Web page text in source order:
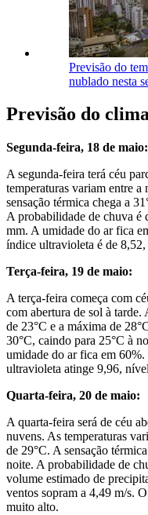
Previsão do
nublado nesta
Previsão do
Segunda-feira, 18 de maio:
A segunda-feira terá céu
temperaturas variam entre
sensação térmica chega a
A probabilidade de chuva é
mm. A umidade do ar fica
índice ultravioleta é de
Terça-feira, 19 de maio:
A terça-feira começa com
com abertura de sol à tarde.
de 23°C e a máxima de
30°C, caindo para 25°C à
umidade do ar fica em
ultravioleta atinge 9,96,
Quarta-feira, 20 de maio:
A quarta-feira será de céu
nuvens. As temperaturas
de 29°C. A sensação
noite. A probabilidade de
volume estimado de
ventos sopram a 4,49 m/s.
muito alto.